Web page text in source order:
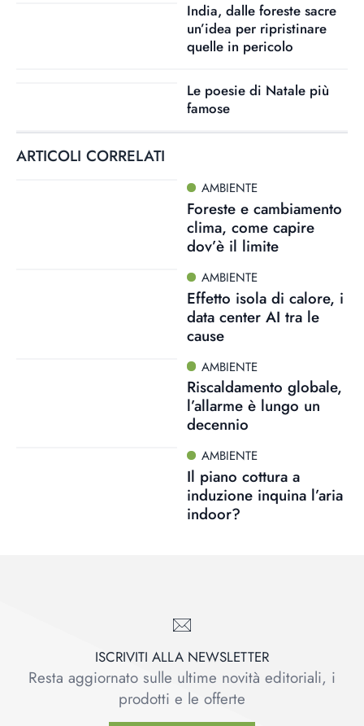
India, dalle foreste sacre
un’idea per ripristinare
quelle in pericolo
Le poesie di Natale più
famose
ARTICOLI CORRELATI
AMBIENTE
Foreste e cambiamento
clima, come capire
dov’è il limite
AMBIENTE
Effetto isola di calore, i
data center AI tra le
cause
AMBIENTE
Riscaldamento globale,
l’allarme è lungo un
decennio
AMBIENTE
Il piano cottura a
induzione inquina l’aria
indoor?
ISCRIVITI ALLA NEWSLETTER
Resta aggiornato sulle ultime novità editoriali, i
prodotti e le offerte